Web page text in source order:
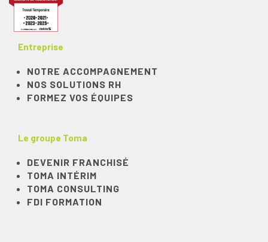
Entreprise
NOTRE ACCOMPAGNEMENT
NOS SOLUTIONS RH
FORMEZ VOS ÉQUIPES
Le groupe Toma
DEVENIR FRANCHISÉ
TOMA INTÉRIM
TOMA CONSULTING
FDI FORMATION